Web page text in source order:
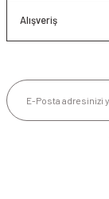
Alışveriş